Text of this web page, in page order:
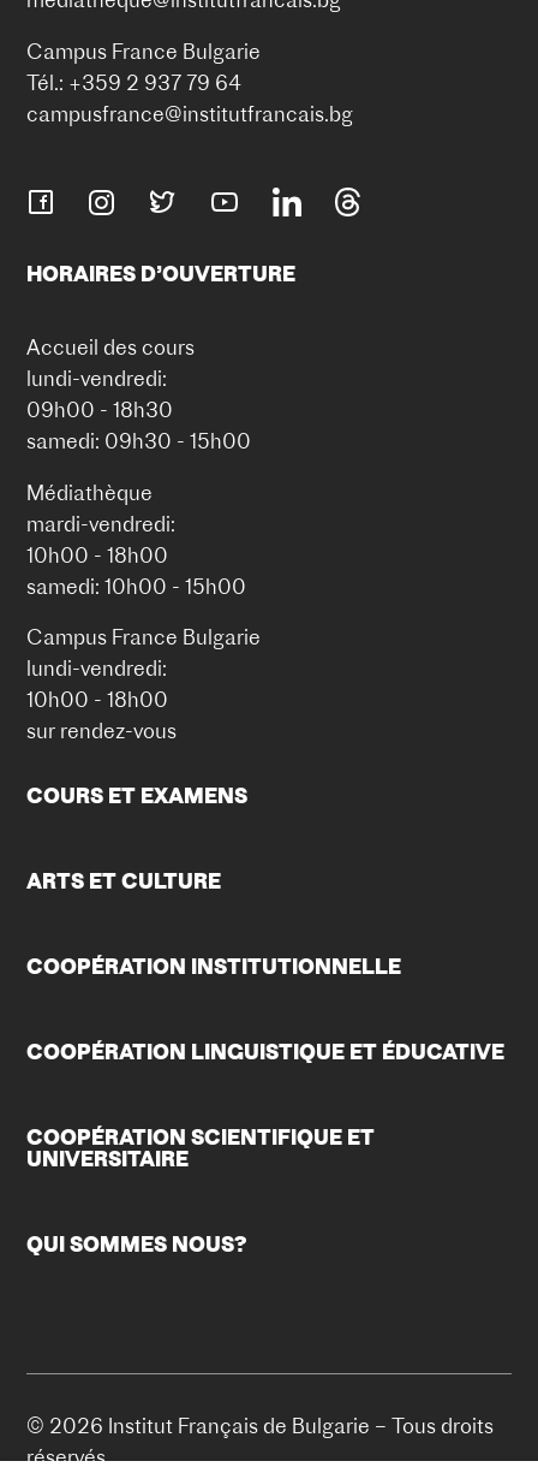
Campus France Bulgarie
Tél.: +359 2 937 79 64
campusfrance@institutfrancais.bg
HORAIRES D’OUVERTURE
Accueil des cours
lundi-vendredi:
09h00 - 18h30
samedi: 09h30 - 15h00
Médiathèque
mardi-vendredi:
10h00 - 18h00
samedi: 10h00 - 15h00
Campus France Bulgarie
lundi-vendredi:
10h00 - 18h00
sur rendez-vous
COURS ET EXAMENS
ARTS ET CULTURE
COOPÉRATION INSTITUTIONNELLE
COOPÉRATION LINGUISTIQUE ET ÉDUCATIVE
COOPÉRATION SCIENTIFIQUE ET
UNIVERSITAIRE
QUI SOMMES NOUS?
© 2026 Institut Français de Bulgarie – Tous droits
réservés.